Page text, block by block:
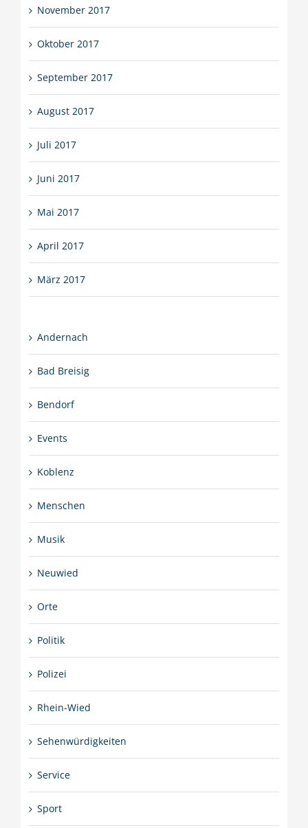
November 2017
Oktober 2017
September 2017
August 2017
Juli 2017
Juni 2017
Mai 2017
April 2017
März 2017
Andernach
Bad Breisig
Bendorf
Events
Koblenz
Menschen
Musik
Neuwied
Orte
Politik
Polizei
Rhein-Wied
Sehenwürdigkeiten
Service
Sport